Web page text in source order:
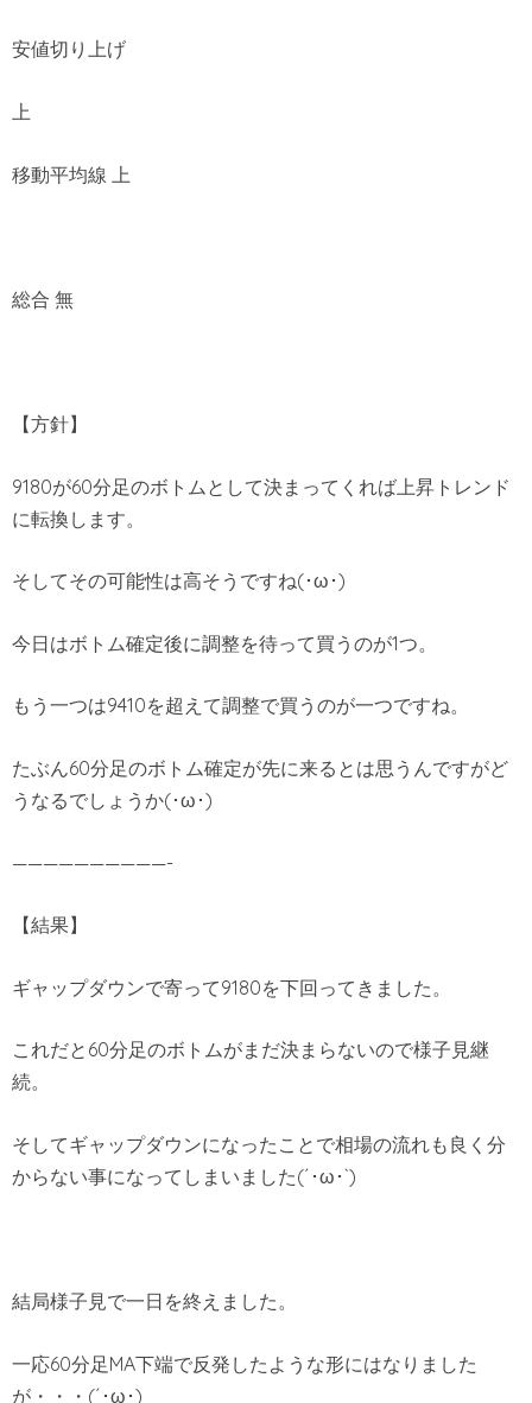
安値切り上げ
上
移動平均線 上
総合 無
【方針】
9180が60分足のボトムとして決まってくれば上昇トレンド
に転換します。
そしてその可能性は高そうですね(･ω･)
今日はボトム確定後に調整を待って買うのが1つ。
もう一つは9410を超えて調整で買うのが一つですね。
たぶん60分足のボトム確定が先に来るとは思うんですがど
うなるでしょうか(･ω･)
——————————-
【結果】
ギャップダウンで寄って9180を下回ってきました。
これだと60分足のボトムがまだ決まらないので様子見継
続。
そしてギャップダウンになったことで相場の流れも良く分
からない事になってしまいました(´･ω･`)
結局様子見で一日を終えました。
一応60分足MA下端で反発したような形にはなりました
が・・・(´･ω･)